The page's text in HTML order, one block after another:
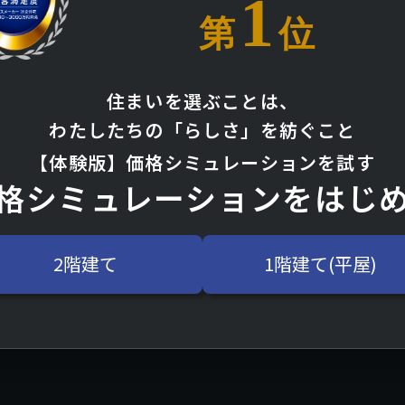
第 1 位
住まいを選ぶことは、
わたしたちの「らしさ」を紡ぐこと
【体験版】価格シミュレーションを試す
シミュレーションをはじ
2階建て 1階建て(平屋)